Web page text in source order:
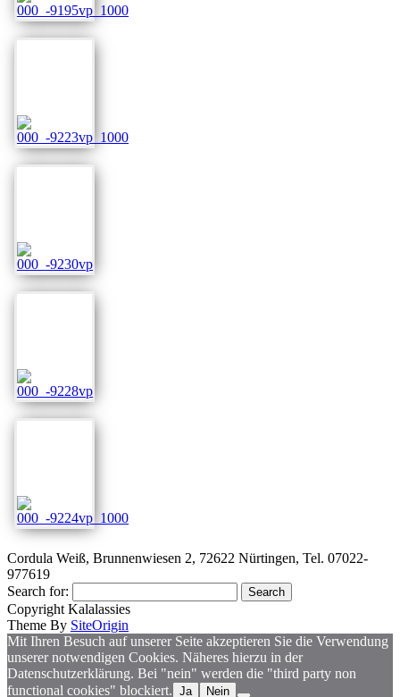
Cordula Weiß, Brunnenwiesen 2, 72622 Nürtingen, Tel. 07022-
977619
Search for:
Copyright Kalalassies
Theme By SiteOrigin
Mit Ihren Besuch auf unserer Seite akzeptieren Sie die Verwendung
unserer notwendigen Cookies. Näheres hierzu in der
Datenschutzerklärung. Bei "nein" werden die "third party non
functional cookies" blockiert. Ja Nein